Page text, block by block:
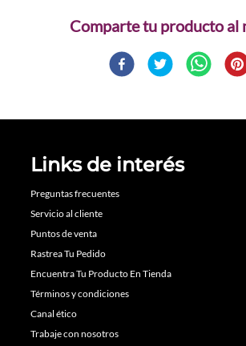
Comparte
Links de interés
Preguntas frecuentes
Servicio al cliente
Puntos de venta
Rastrea Tu Pedido
Encuentra Tu Producto En Tienda
Términos y condiciones
Canal ético
Trabaje con nosotros